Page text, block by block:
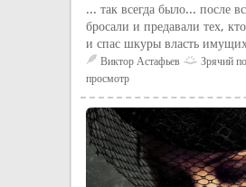
... так всегда было... после
бросали и предавали тех,
и спас шкуры власть
Виктор Астафьев Зрячий
просмотр